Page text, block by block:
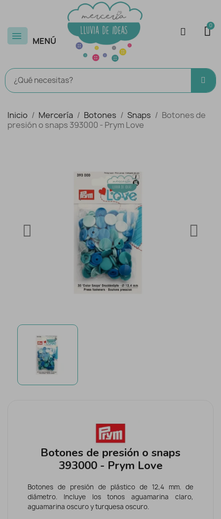
MENÚ
Inicio Mercería Botones Snaps
Botones de
presión o snaps 393000 - Prym Love
Botones de presión o snaps
393000 - Prym Love
Botones de presión de plástico de 12,4 mm. de
diámetro. Incluye los tonos aguamarina claro,
aguamarina oscuro y turquesa oscuro.